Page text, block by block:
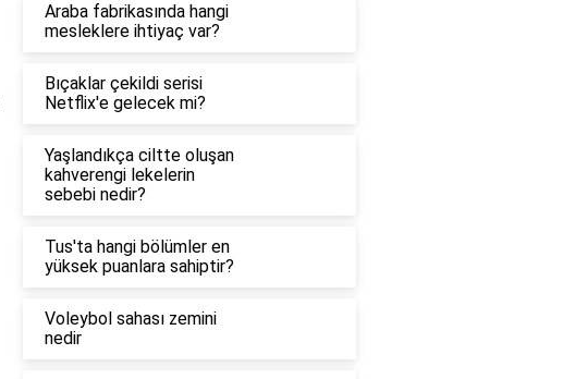
Araba fabrikasında hangi
mesleklere ihtiyaç var?
Bıçaklar çekildi serisi
Netflix'e gelecek mi?
Yaşlandıkça ciltte oluşan
kahverengi lekelerin
sebebi nedir?
Tus'ta hangi bölümler en
yüksek puanlara sahiptir?
Voleybol sahası zemini
nedir